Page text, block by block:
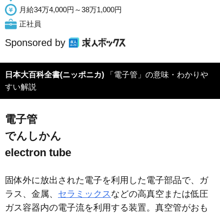
月給34万4,000円～38万1,000円
正社員
Sponsored by
日本大百科全書(ニッポニカ) 「電子管」の意味・わかりや
すい解説
電子管
でんしかん
electron tube
固体外に放出された電子を利用した電子部品で、ガ
ラス、金属、 セラミックスなどの高真空または低圧
ガス容器内の電子流を利用する装置。真空管がおも